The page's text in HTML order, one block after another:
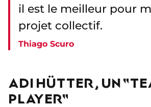
il est le meilleur pour
projet collectif.
Thiago Scuro
ADI HÜTTER, UN
PLAYER"